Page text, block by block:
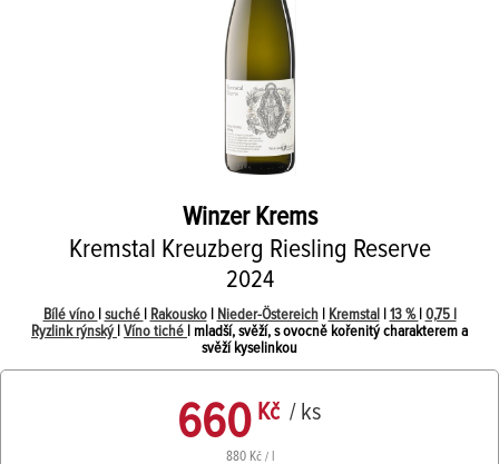
Winzer Krems
Kremstal Kreuzberg Riesling Reserve
2024
Bílé víno suché Rakousko| Nieder-Östereich| Kremstal 13 % 0,75 l
Ryzlink rýnský Víno tiché
| mladší, svěží, s ovocně kořenitý charakterem a
svěží kyselinkou
660 Kč / ks
880 Kč / l